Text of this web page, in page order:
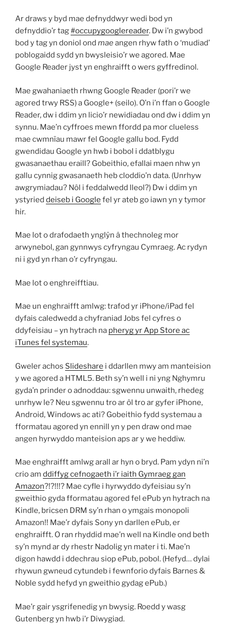
Ar draws y byd mae defnyddwyr wedi bod yn
defnyddio’r tag#occupygooglereader. Dw i’n gwybod
bod y tag yn doniol ond maeangen rhyw fath o ‘mudiad’
poblogaidd sydd yn bwysleisio’r we agored. Mae
Google Reader jyst yn enghraifft o wers gyffredinol.
Mae gwahaniaeth rhwng Google Reader (pori’r we
agored trwy RSS) a Google+ (seilo). O’n i’n ffan o Google
Reader, dw i ddim yn licio’r newidiadau ond dw i ddim yn
synnu. Mae’n cyffroes mewn ffordd pa mor clueless
mae cwmnïau mawr fel Google gallu bod. Fydd
gwendidau Google yn hwb i bobol i ddatblygu
gwasanaethau eraill? Gobeithio, efallai maen nhw yn
gallu cynnig gwasanaeth heb cloddio’n data. (Unrhyw
awgrymiadau? Nôl i feddalwedd lleol?) Dw i ddim yn
ystyried deiseb i Google fel yr ateb go iawn yn y tymor
hir.
Mae lot o drafodaeth ynglŷn â thechnoleg mor
arwynebol, gan gynnwys cyfryngau Cymraeg. Ac rydyn
ni i gyd yn rhan o’r cyfryngau.
Mae lot o enghreifftiau.
Mae un enghraifft amlwg: trafod yr iPhone/iPad fel
dyfais caledwedd a chyfraniad Jobs fel cyfres o
ddyfeisiau – yn hytrach na pheryg yr App Store ac
iTunes fel systemau.
Gweler achos Slideshare i ddarllen mwy am manteision
y we agored a HTML5. Beth sy’n well i ni yng Nghymru
gyda’n prinder o adnoddau: sgwennu unwaith, rhedeg
unrhyw le? Neu sgwennu tro ar ôl tro ar gyfer iPhone,
Android, Windows ac ati? Gobeithio fydd systemau a
fformatau agored yn ennill yn y pen draw ond mae
angen hyrwyddo manteision aps ar y we heddiw.
Mae enghraifft amlwg arall ar hyn o bryd. Pam ydyn ni’n
crio am ddiffyg cefnogaeth i’r iaith Gymraeg gan
Amazon?!?!!!? Mae cyfle i hyrwyddo dyfeisiau sy’n
gweithio gyda fformatau agored fel ePub yn hytrach na
Kindle, bricsen DRM sy’n rhan o ymgais monopoli
Amazon!! Mae’r dyfais Sony yn darllen ePub, er
enghraifft. O ran rhyddid mae’n well na Kindle ond beth
sy’n mynd ar dy rhestr Nadolig yn mater i ti. Mae’n
digon hawdd i ddechrau siop ePub, pobol. (Hefyd… dylai
rhywun gwneud cytundeb i fewnforio dyfais Barnes &
Noble sydd hefyd yn gweithio gydag ePub.)
Mae’r gair ysgrifenedig yn bwysig. Roedd y wasg
Gutenberg yn hwb i’r Diwygiad.